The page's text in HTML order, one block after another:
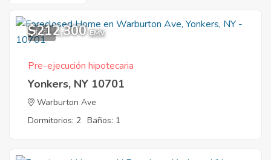
1
$212,300 EMV
Pre-ejecución hipotecaria
Yonkers, NY 10701
Warburton Ave
Dormitorios: 2 Baños: 1